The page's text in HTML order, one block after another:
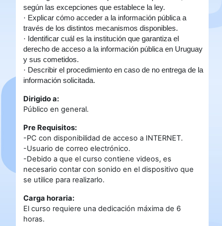
según las excepciones que establece la ley.
· Explicar cómo acceder a la información pública a
través de los distintos mecanismos disponibles.
· Identificar cuál es la institución que garantiza el
derecho de acceso a la información pública en Uruguay
y sus cometidos.
· Describir el procedimiento en caso de no entrega de la
información solicitada.
Dirigido a:
Público en general.
Pre Requisitos:
-PC con disponibilidad de acceso a INTERNET.
-Usuario de correo electrónico.
-Debido a que el curso contiene videos, es
necesario contar con sonido en el dispositivo que
se utilice para realizarlo.
Carga horaria:
El curso requiere una dedicación máxima de 6
horas.